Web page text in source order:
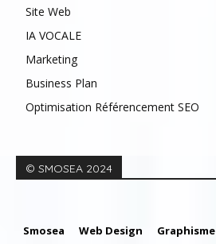
Site Web
IA VOCALE
Marketing
Business Plan
Optimisation Référencement SEO
© SMOSEA 2024
Smosea Web Design Graphisme